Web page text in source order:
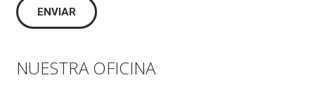
NUESTRA OFICINA